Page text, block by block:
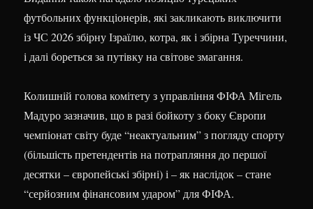
футбольних функціонерів, які закликають виключити
із ЧС 2026 збірну Ізраїлю, котра, як і збірна Туреччини,
і далі бореться за путівку на світове змагання.
Колишній голова комітету з управління ФІФА Мігель
Мадуро зазначив, що в разі бойкоту з боку Європи
чемпіонат світу буде “неактуальним” з погляду спорту
(більшість претендентів на потрапляння до першої
десятки – європейські збірні) і – як наслідок – стане
“серйозним фінансовим ударом” для ФІФА.